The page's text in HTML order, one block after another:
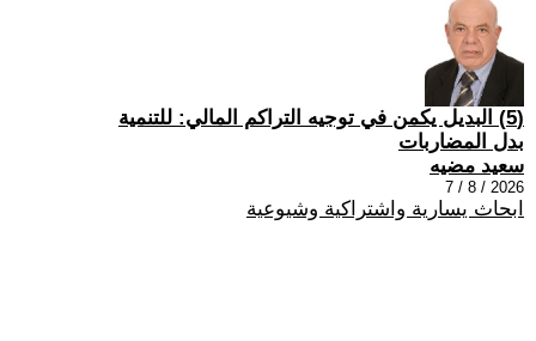
(5) البديل يكمن في توجيه التراكم المالي: للتنمية
بدل المضاربات
سعيد مضيه
2026 / 8 / 7
ابحاث يسارية واشتراكية وشيوعية